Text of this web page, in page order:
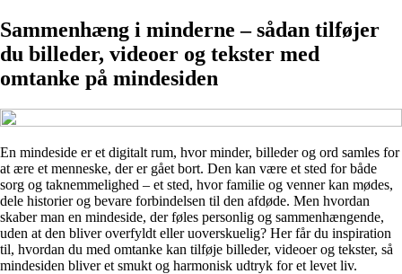
Sammenhæng i minderne – sådan tilføjer
du billeder, videoer og tekster med
omtanke på mindesiden
En mindeside er et digitalt rum, hvor minder, billeder og ord samles for
at ære et menneske, der er gået bort. Den kan være et sted for både
sorg og taknemmelighed – et sted, hvor familie og venner kan mødes,
dele historier og bevare forbindelsen til den afdøde. Men hvordan
skaber man en mindeside, der føles personlig og sammenhængende,
uden at den bliver overfyldt eller uoverskuelig? Her får du inspiration
til, hvordan du med omtanke kan tilføje billeder, videoer og tekster, så
mindesiden bliver et smukt og harmonisk udtryk for et levet liv.